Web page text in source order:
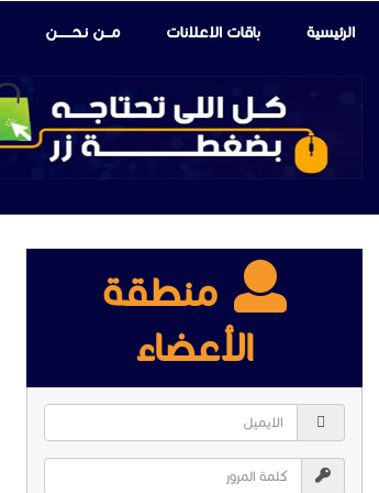
الرئيسية باقات الإعلانات مـــن نـحـــــــن
منطقة
الأعضاء